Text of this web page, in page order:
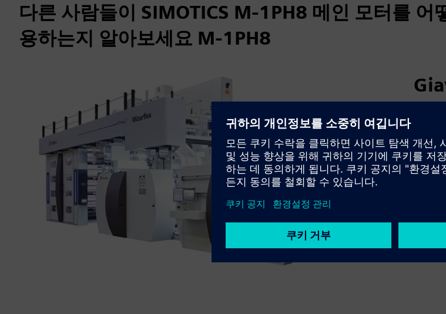
다른 사람들이 SIMOTICS M-1PH8 메인 모터를 어
용하는지 알아보세요 M-1PH8
Giave
와인
만에
별적으